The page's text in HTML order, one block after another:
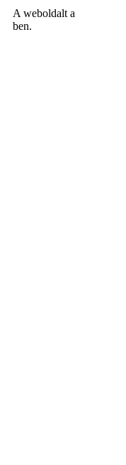
A weboldalt a
ben.